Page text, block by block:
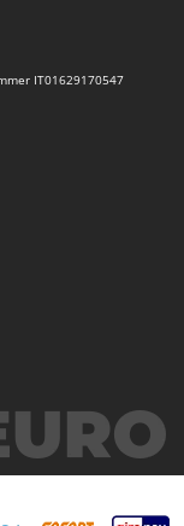
IT01629170547